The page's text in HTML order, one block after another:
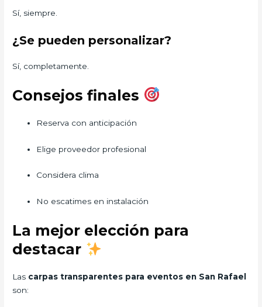
Sí, siempre.
¿Se pueden personalizar?
Sí, completamente.
Consejos finales
Reserva con anticipación
Elige proveedor profesional
Considera clima
No escatimes en instalación
La mejor elección para
destacar
Las carpas transparentes para eventos en San Rafael
son: